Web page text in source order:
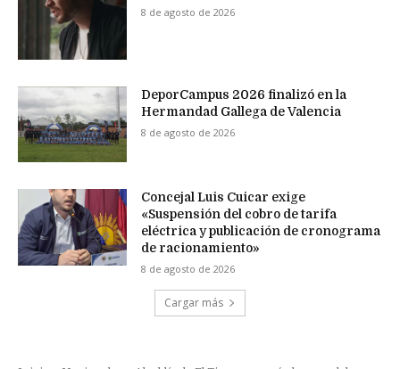
8 de agosto de 2026
DeporCampus 2026 finalizó en la
Hermandad Gallega de Valencia
8 de agosto de 2026
Concejal Luis Cuicar exige
«Suspensión del cobro de tarifa
eléctrica y publicación de cronograma
de racionamiento»
8 de agosto de 2026
Cargar más